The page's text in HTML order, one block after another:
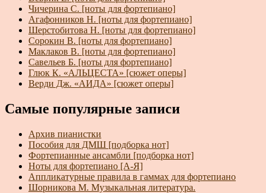
Чичерина С. [ноты для фортепиано]
Агафонников Н. [ноты для фортепиано]
Шерстобитова Н. [ноты для фортепиано]
Сорокин В. [ноты для фортепиано]
Маклаков В. [ноты для фортепиано]
Савельев Б. [ноты для фортепиано]
Глюк К. «АЛЬЦЕСТА» [сюжет оперы]
Верди Дж. «АИДА» [сюжет оперы]
Самые популярные записи
Архив пианистки
Пособия для ДМШ [подборка нот]
Фортепианные ансамбли [подборка нот]
Ноты для фортепиано [А-Я]
Аппликатурные правила в гаммах для фортепиано
Шорникова М. Музыкальная литература.